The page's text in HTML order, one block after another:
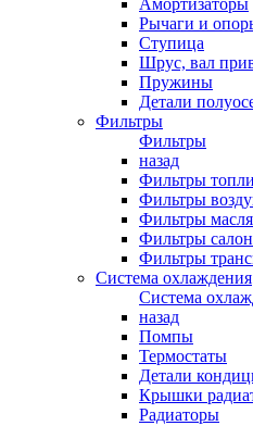
Амортизаторы
Рычаги и
Ступица
Шрус, вал
Пружины
Детали
Фильтры
Фильтры
назад
Фильтры
Фильтры
Фильтры
Фильтры
Фильтры
Система охлаждения
Система
назад
Помпы
Термостаты
Детали
Крышки
Радиаторы